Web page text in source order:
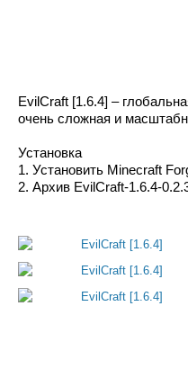
EvilCraft [1.6.4] –
очень сложная и
Установка
1. Установить Minecraft
2. Архив EvilCraft-1.6.4-